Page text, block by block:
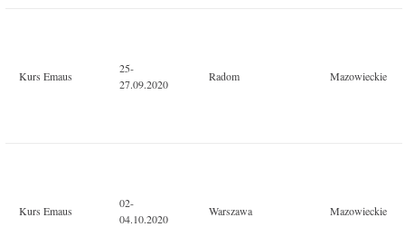
Kurs Emaus
25-
27.09.2020
Radom Mazowieckie
Kurs Emaus
02-
04.10.2020
Warszawa Mazowieckie